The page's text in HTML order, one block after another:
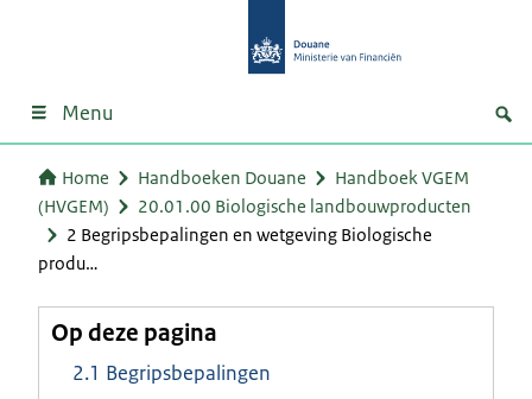
Menu
Home Handboeken Douane
Handboek VGEM
(HVGEM)
20.01.00 Biologische landbouwproducten
2 Begripsbepalingen en wetgeving Biologische
produ…
Op deze pagina
2.1 Begripsbepalingen